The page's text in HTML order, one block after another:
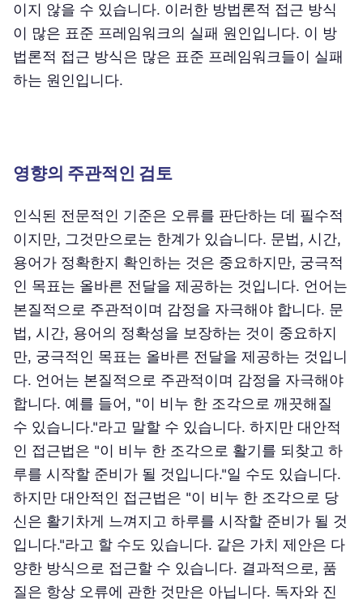
이지 않을 수 있습니다. 이러한 방법론적 접근 방식
이 많은 표준 프레임워크의 실패 원인입니다. 이 방
법론적 접근 방식은 많은 표준 프레임워크들이 실패
하는 원인입니다.
영향의 주관적인 검토
인식된 전문적인 기준은 오류를 판단하는 데 필수적
이지만, 그것만으로는 한계가 있습니다. 문법, 시간,
용어가 정확한지 확인하는 것은 중요하지만, 궁극적
인 목표는 올바른 전달을 제공하는 것입니다. 언어는
본질적으로 주관적이며 감정을 자극해야 합니다. 문
법, 시간, 용어의 정확성을 보장하는 것이 중요하지
만, 궁극적인 목표는 올바른 전달을 제공하는 것입니
다. 언어는 본질적으로 주관적이며 감정을 자극해야
합니다. 예를 들어, "이 비누 한 조각으로 깨끗해질
수 있습니다."라고 말할 수 있습니다. 하지만 대안적
인 접근법은 "이 비누 한 조각으로 활기를 되찾고 하
루를 시작할 준비가 될 것입니다."일 수도 있습니다.
하지만 대안적인 접근법은 "이 비누 한 조각으로 당
신은 활기차게 느껴지고 하루를 시작할 준비가 될 것
입니다."라고 할 수도 있습니다. 같은 가치 제안은 다
양한 방식으로 접근할 수 있습니다. 결과적으로, 품
질은 항상 오류에 관한 것만은 아닙니다. 독자와 진